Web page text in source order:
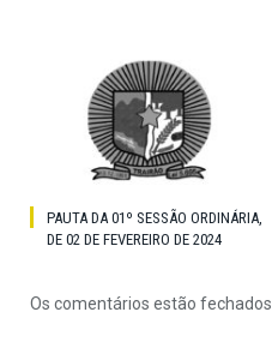
PAUTA DA 01º SESSÃO ORDINÁRIA,
DE 02 DE FEVEREIRO DE 2024
Os comentários estão fechados.